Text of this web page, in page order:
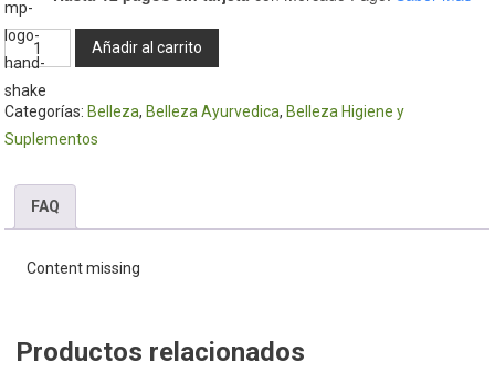
Mascarilla
facial
neem
100gr
-
Añadir al carrito
Categorías: Belleza, Belleza Ayurvedica, Belleza Higiene y
Suplementos
FAQ
Content missing
Productos relacionados